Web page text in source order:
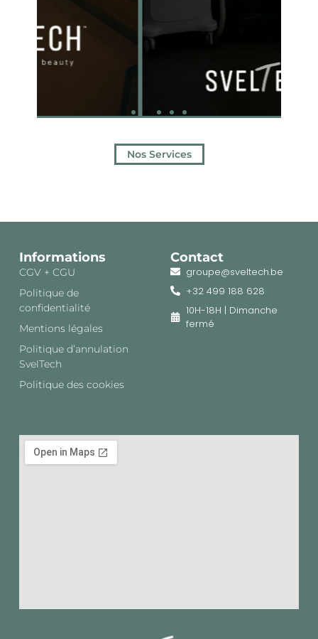
Nos Services
Informations
CGV + CGU
Politique de
confidentialité
Mentions légales
Politique d’annulation
SvelTech​
Politique des cookies
Contact
groupe@sveltech.be
+32 499 188 628
10H-18H | Dimanche
fermé